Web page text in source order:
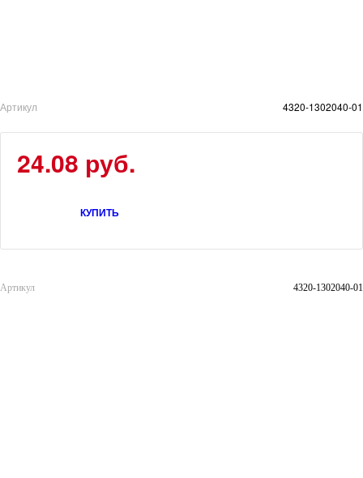
Артикул 4320-1302040-01
24.08 руб.
КУПИТЬ
Артикул 4320-1302040-01